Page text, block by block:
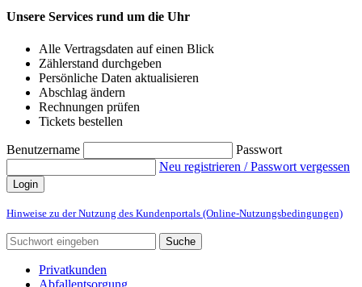
Unsere Services rund um die Uhr
Alle Vertragsdaten auf einen Blick
Zählerstand durchgeben
Persönliche Daten aktualisieren
Abschlag ändern
Rechnungen prüfen
Tickets bestellen
Benutzername
Passwort
Neu registrieren / Passwort vergessen
Login
Hinweise zu der Nutzung des Kundenportals (Online-Nutzungsbedingungen)
Suche
Privatkunden
Abfallentsorgung